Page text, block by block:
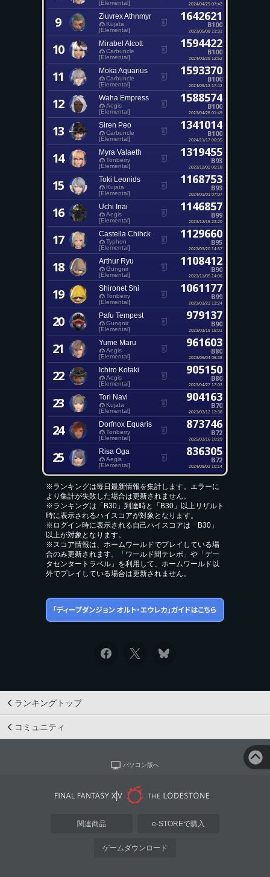
[Elemental]
2024/04/29 07:42
9 Ziuvrex Athnmyr
Kujata
[Elemental]
1642621
B100
2023/05/08 11:31
10 Mirabel Alcott
Carbuncle
[Elemental]
1594422
B100
2024/03/29 12:52
11 Moka Aquarius
Carbuncle
[Elemental]
1593370
B100
2024/09/13 17:42
12 Waha Empress
Aegis
[Elemental]
1588574
B100
2023/04/26 01:49
13 Siren Peo
Carbuncle
[Elemental]
1341014
B100
2024/11/17 00:35
14 Myra Valaeth
Tonberry
[Elemental]
1319455
B93
2023/12/02 05:18
15 Toki Leonids
Kujata
[Elemental]
1168753
B93
2024/01/01 07:07
16 Uchi Inai
Aegis
[Elemental]
1146857
B99
2023/12/15 23:20
17 Castella Chihck
Typhon
[Elemental]
1129660
B95
2023/03/20 14:57
18 Arthur Ryu
Gungnir
[Elemental]
1108412
B90
2023/11/05 14:06
19 Shironet Shi
Tonberry
[Elemental]
1061177
B99
2023/03/23 13:24
20 Pafu Tempest
Gungnir
[Elemental]
979137
B90
2023/03/19 15:01
21 Yume Maru
Aegis
[Elemental]
961603
B80
2023/09/04 06:38
22 Ichiro Kotaki
Aegis
[Elemental]
905150
B80
2023/04/27 17:03
23 Tori Navi
Kujata
[Elemental]
904163
B70
2023/03/12 13:38
24 Dorfnox Equaris
Tonberry
[Elemental]
873746
B72
2025/03/16 10:29
25 Risa Oga
Aegis
[Elemental]
836305
B72
2024/08/02 10:14
※ランキングは毎日最新情報を集計します。エラーに
より集計が失敗した場合は更新されません。
※ランキングは「B30」到達時と「B30」以上リザルト
時に表示されるハイスコアが対象となります。
※ログイン時に表示される自己ハイスコアは「B30」
以上が対象となります。
※スコア情報は、ホームワールドでプレイしている場
合のみ更新されます。「ワールド間テレポ」や「デー
タセンタートラベル」を利用して、ホームワールド以
外でプレイしている場合は更新されません。
ランキングトップ
コミュニティ
パソコン版へ
関連商品 e-STOREで購入
ゲームダウンロード